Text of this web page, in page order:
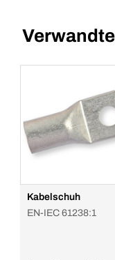
Kabelschuh
EN-IEC 61238:1